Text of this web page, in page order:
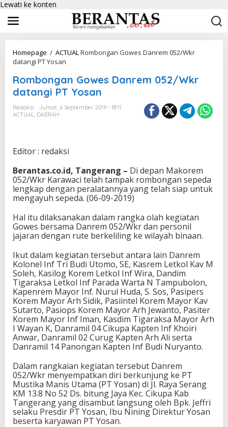
Lewati ke konten
Homepage / ACTUALRombongan Gowes Danrem 052/Wkr
datangi PT Yosan
Rombongan Gowes Danrem 052/Wkr
datangi PT Yosan
Redaksi
Jumat, 6 September 2019 - 18:11
ACTUAL, DAERAH
Editor : redaksi
Berantas.co.id, Tangerang – Di depan Makorem
052/Wkr Karawaci telah tampak rombongan sepeda
lengkap dengan peralatannya yang telah siap untuk
mengayuh sepeda. (06-09-2019)
Hal itu dilaksanakan dalam rangka olah kegiatan
Gowes bersama Danrem 052/Wkr dan personil
jajaran dengan rute berkeliling ke wilayah binaan.
Ikut dalam kegiatan tersebut antara lain Danrem
Kolonel Inf Tri Budi Utomo, SE, Kasrem Letkol Kav M
Soleh, Kasilog Korem Letkol Inf Wira, Dandim
Tigaraksa Letkol Inf Parada Warta N Tampubolon,
Kapenrem Mayor Inf. Nurul Huda, S. Sos, Pasipers
Korem Mayor Arh Sidik, Pasiintel Korem Mayor Kav
Sutarto, Pasiops Korem Mayor Arh Jewanto, Pasiter
Korem Mayor Inf Iman, Kasdim Tigaraksa Mayor Arh
I Wayan K, Danramil 04 Cikupa Kapten Inf Khoiri
Anwar, Danramil 02 Curug Kapten Arh Ali serta
Danramil 14 Panongan Kapten Inf Budi Nuryanto.
Dalam rangkaian kegiatan tersebut Danrem
052/Wkr menyempatkan diri berkunjung ke PT
Mustika Manis Utama (PT Yosan) di Jl. Raya Serang
KM 13.8 No 52 Ds. bitung Jaya Kec. Cikupa Kab
Tangerang yang disambut langsung oleh Bpk. Jeffri
selaku Presdir PT Yosan, Ibu Nining Direktur Yosan
beserta karyawan PT Yosan.